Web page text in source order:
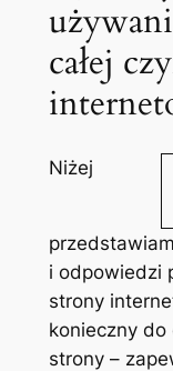
całej
Niżej
i odpowiedzi
strony
konieczny
strony –